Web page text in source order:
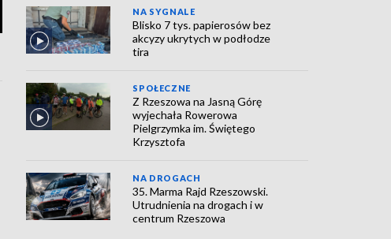
NA SYGNALE
Blisko 7 tys. papierosów bez
akcyzy ukrytych w podłodze
tira
SPOŁECZNE
Z Rzeszowa na Jasną Górę
wyjechała Rowerowa
Pielgrzymka im. Świętego
Krzysztofa
NA DROGACH
35. Marma Rajd Rzeszowski.
Utrudnienia na drogach i w
centrum Rzeszowa